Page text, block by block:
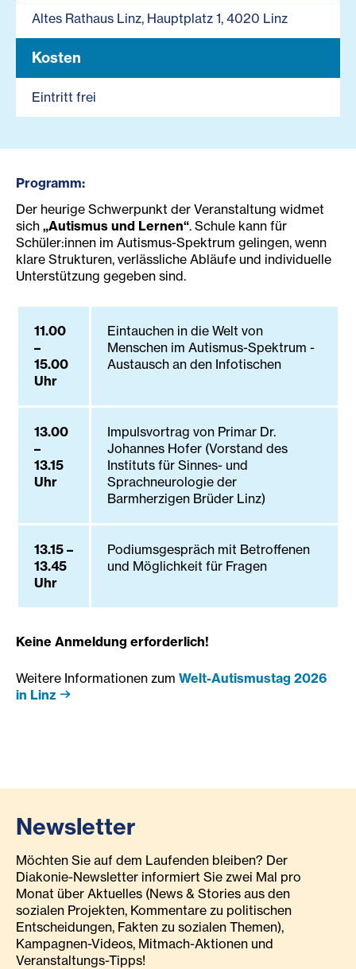
Altes Rathaus Linz, Hauptplatz 1, 4020 Linz
Kosten
Eintritt frei
Programm:
Der heurige Schwerpunkt der Veranstaltung widmet
sich „Autismus und Lernen“. Schule kann für
Schüler:innen im Autismus-Spektrum gelingen, wenn
klare Strukturen, verlässliche Abläufe und individuelle
Unterstützung gegeben sind.
11.00
–
15.00
Uhr
Eintauchen in die Welt von
Menschen im Autismus-Spektrum -
Austausch an den Infotischen
13.00
–
13.15
Uhr
Impulsvortrag von Primar Dr.
Johannes Hofer (Vorstand des
Instituts für Sinnes- und
Sprachneurologie der
Barmherzigen Brüder Linz)
13.15 –
13.45
Uhr
Podiumsgespräch mit Betroffenen
und Möglichkeit für Fragen
Keine Anmeldung erforderlich!
Weitere Informationen zum Welt-Autismustag 2026
in Linz
Newsletter
Möchten Sie auf dem Laufenden bleiben? Der
Diakonie-Newsletter informiert Sie zwei Mal pro
Monat über Aktuelles (News & Stories aus den
sozialen Projekten, Kommentare zu politischen
Entscheidungen, Fakten zu sozialen Themen),
Kampagnen-Videos, Mitmach-Aktionen und
Veranstaltungs-Tipps!